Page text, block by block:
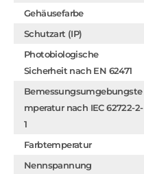
Gehäusefarbe
Schutzart (IP)
Photobiologische
Sicherheit nach EN 62471
Bemessungsumgebungste
mperatur nach IEC 62722-2-
1
Farbtemperatur
Nennspannung